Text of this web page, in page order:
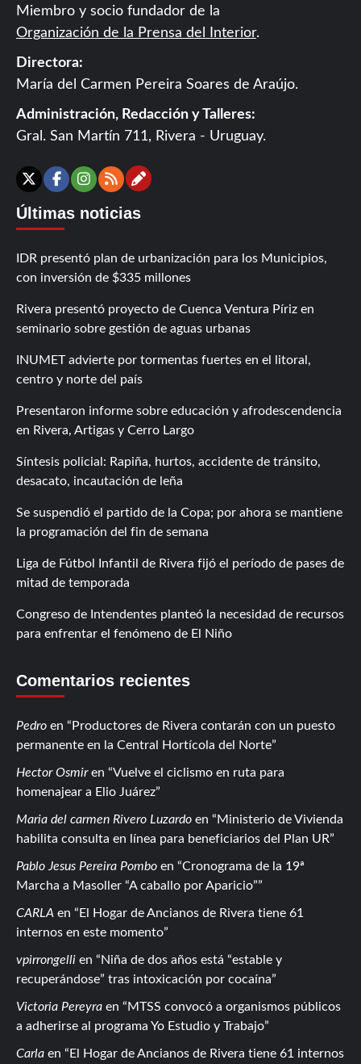
Miembro y socio fundador de la
Organización de la Prensa del Interior.
Directora:
María del Carmen Pereira Soares de Araújo.
Administración, Redacción y Talleres:
Gral. San Martín 711, Rivera - Uruguay.
X Facebook
Instagram
RSSContáctanos
Últimas noticias
IDR presentó plan de urbanización para los Municipios,
con inversión de $335 millones
Rivera presentó proyecto de Cuenca Ventura Píriz en
seminario sobre gestión de aguas urbanas
INUMET advierte por tormentas fuertes en el litoral,
centro y norte del país
Presentaron informe sobre educación y afrodescendencia
en Rivera, Artigas y Cerro Largo
Síntesis policial: Rapiña, hurtos, accidente de tránsito,
desacato, incautación de leña
Se suspendió el partido de la Copa; por ahora se mantiene
la programación del fin de semana
Liga de Fútbol Infantil de Rivera fijó el período de pases de
mitad de temporada
Congreso de Intendentes planteó la necesidad de recursos
para enfrentar el fenómeno de El Niño
Comentarios recientes
Pedro en
Productores de Rivera contarán con un puesto
permanente en la Central Hortícola del Norte
Hector Osmiren
Vuelve el ciclismo en ruta para
homenajear a Elio Juárez
Maria del carmen Rivero Luzardo en
Ministerio de Vivienda
habilita consulta en línea para beneficiarios del Plan UR
Pablo Jesus Pereira Pombo en
Cronograma de la 19ª
Marcha a Masoller “A caballo por Aparicio”
CARLA en
El Hogar de Ancianos de Rivera tiene 61
internos en este momento
vpirrongelli en
Niña de dos años está “estable y
recuperándose” tras intoxicación por cocaína
Victoria Pereyra en
MTSS convocó a organismos públicos
a adherirse al programa Yo Estudio y Trabajo
Carla en El Hogar de Ancianos de Rivera tiene 61 internos